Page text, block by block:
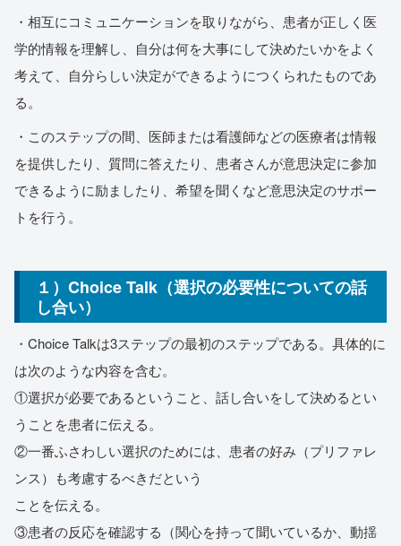
・相互にコミュニケーションを取りながら、患者が正しく医
学的情報を理解し、自分は何を大事にして決めたいかをよく
考えて、自分らしい決定ができるようにつくられたものであ
る。
・このステップの間、医師または看護師などの医療者は情報
を提供したり、質問に答えたり、患者さんが意思決定に参加
できるように励ましたり、希望を聞くなど意思決定のサポー
トを行う。
１）Choice Talk（選択の必要性についての話
し合い）
・Choice Talkは3ステップの最初のステップである。具体的に
は次のような内容を含む。
①選択が必要であるということ、話し合いをして決めるとい
うことを患者に伝える。
②一番ふさわしい選択のためには、患者の好み（プリファレ
ンス）も考慮するべきだという
ことを伝える。
③患者の反応を確認する（関心を持って聞いているか、動揺